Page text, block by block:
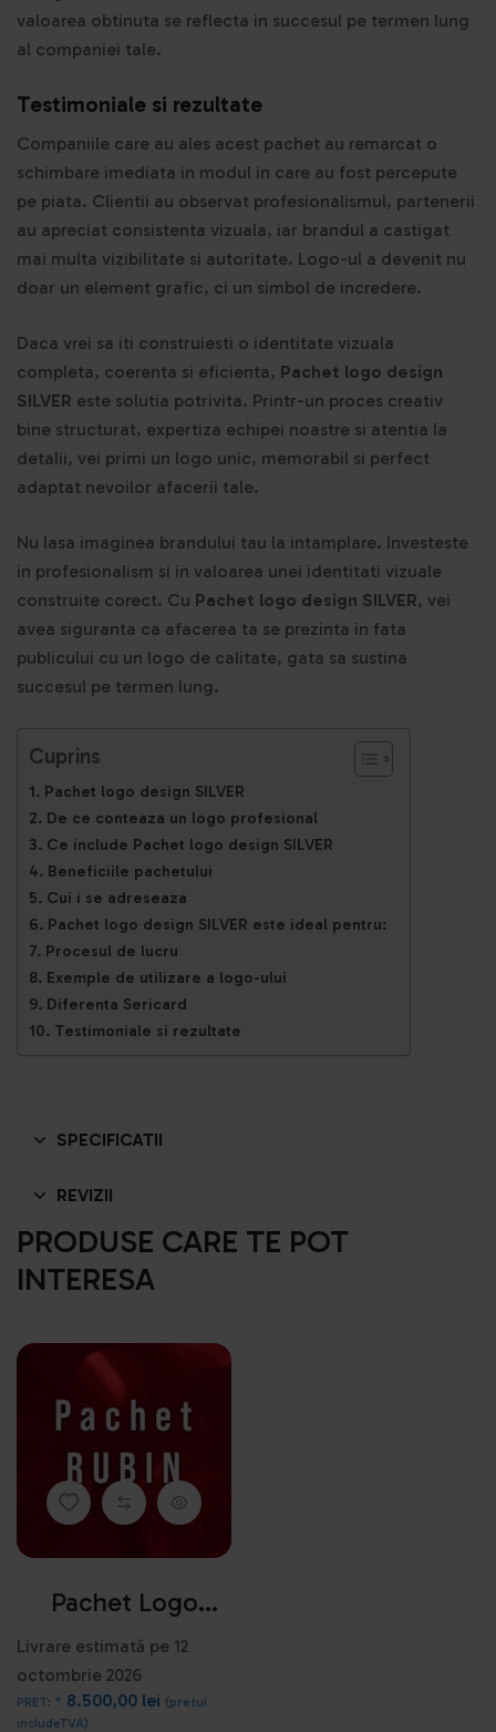
valoarea obtinuta se reflecta in succesul pe termen lung
al companiei tale.
Testimoniale si rezultate
Companiile care au ales acest pachet au remarcat o
schimbare imediata in modul in care au fost percepute
pe piata. Clientii au observat profesionalismul, partenerii
au apreciat consistenta vizuala, iar brandul a castigat
mai multa vizibilitate si autoritate. Logo-ul a devenit nu
doar un element grafic, ci un simbol de incredere.
Daca vrei sa iti construiesti o identitate vizuala
completa, coerenta si eficienta, Pachet logo design
SILVER este solutia potrivita. Printr-un proces creativ
bine structurat, expertiza echipei noastre si atentia la
detalii, vei primi un logo unic, memorabil si perfect
adaptat nevoilor afacerii tale.
Nu lasa imaginea brandului tau la intamplare. Investeste
in profesionalism si in valoarea unei identitati vizuale
construite corect. Cu Pachet logo design SILVER, vei
avea siguranta ca afacerea ta se prezinta in fata
publicului cu un logo de calitate, gata sa sustina
succesul pe termen lung.
Cuprins
Pachet logo design SILVER
De ce conteaza un logo profesional
Ce include Pachet logo design SILVER
Beneficiile pachetului
Cui i se adreseaza
Pachet logo design SILVER este ideal pentru:
Procesul de lucru
Exemple de utilizare a logo-ului
Diferenta Sericard
Testimoniale si rezultate
SPECIFICATII
REVIZII
PRODUSE CARE TE POT
INTERESA
Pachet Logo
Design RUBIN
Livrare estimată pe 12
octombrie 2026
PRET: * 8.500,00 lei (pretul
includeTVA)